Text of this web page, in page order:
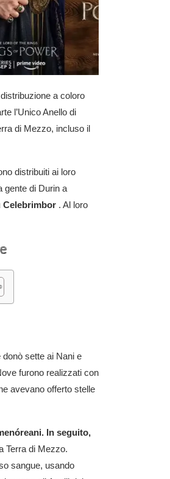
a coloro
l’Unico Anello di
di Mezzo, incluso il
distribuiti ai loro
gente di Durin a
Celebrimbor . Al loro
sette ai Nani e
furono realizzati con
avevano offerto stelle
In seguito,
Terra di Mezzo.
sangue, usando